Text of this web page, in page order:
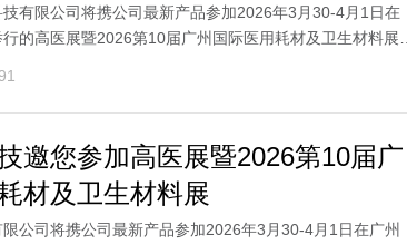
技有限公司将携公司最新产品参加2026年3月30-4月1日在
的高医展暨2026第10届广州国际医用耗材及卫生材料展，
邀您参加高医展暨2026第10届广
材及卫生材料展
限公司将携公司最新产品参加2026年3月30-4月1日在广州